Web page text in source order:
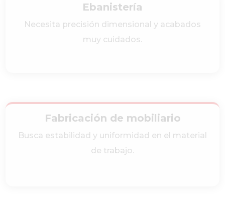
Ebanistería
Necesita precisión dimensional y acabados
muy cuidados.
Fabricación de mobiliario
Busca estabilidad y uniformidad en el material
de trabajo.